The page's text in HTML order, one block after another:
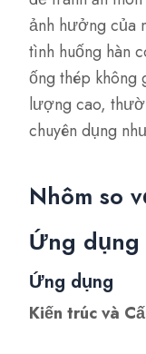
ảnh hưởng của
tình huống hàn
ống thép không
lượng cao,
chuyên dụng
Nhôm so
Ứng
Ứng dụng
Kiến trúc và